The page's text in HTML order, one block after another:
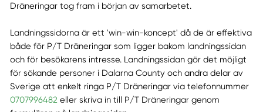
Dräneringar tog fram i början av samarbetet.
Landningssidorna är ett 'win-win-koncept' då de är effektiva
både för P/T Dräneringar som ligger bakom landningssidan
och för besökarens intresse. Landningssidan gör det möjligt
för sökande personer i Dalarna County och andra delar av
Sverige att enkelt ringa P/T Dräneringar via telefonnummer
0707996482eller skriva in till P/T Dräneringar genom